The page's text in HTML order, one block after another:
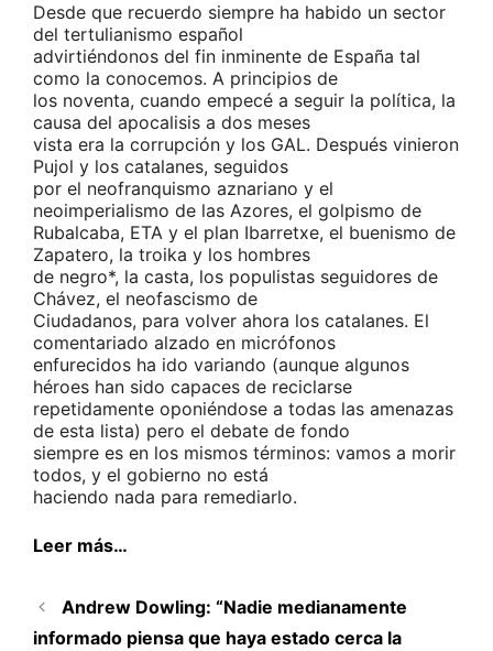
Desde que recuerdo siempre ha habido un sector
del tertulianismo español
advirtiéndonos del fin inminente de España tal
como la conocemos. A principios de
los noventa, cuando empecé a seguir la política, la
causa del apocalisis a dos meses
vista era la corrupción y los GAL. Después vinieron
Pujol y los catalanes, seguidos
por el neofranquismo aznariano y el
neoimperialismo de las Azores, el golpismo de
Rubalcaba, ETA y el plan Ibarretxe, el buenismo de
Zapatero, la troika y los hombres
de negro*, la casta, los populistas seguidores de
Chávez, el neofascismo de
Ciudadanos, para volver ahora los catalanes. El
comentariado alzado en micrófonos
enfurecidos ha ido variando (aunque algunos
héroes han sido capaces de reciclarse
repetidamente oponiéndose a todas las amenazas
de esta lista) pero el debate de fondo
siempre es en los mismos términos: vamos a morir
todos, y el gobierno no está
haciendo nada para remediarlo.
Leer más…
Andrew Dowling: “Nadie medianamente
informado piensa que haya estado cerca la